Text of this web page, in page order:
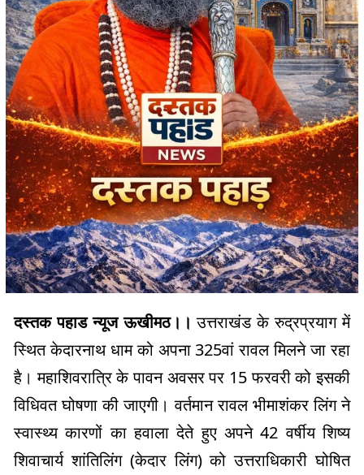
दस्तक पहाड न्यूज ऊखीमठ।।उत्तराखंड के रुद्रप्रयाग में
स्थित केदारनाथ धाम को अपना 325वां रावल मिलने जा रहा
है। महाशिवरात्रि के पावन अवसर पर 15 फरवरी को इसकी
विधिवत घोषणा की जाएगी। वर्तमान रावल भीमाशंकर लिंग ने
स्वास्थ्य कारणों का हवाला देते हुए अपने 42 वर्षीय शिष्य
शिवाचार्य शांतिलिंग (केदार लिंग) को उत्तराधिकारी घोषित